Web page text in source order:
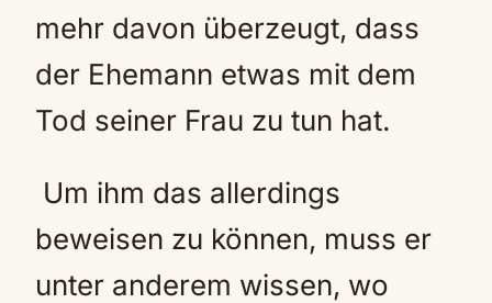
mehr davon überzeugt, dass
der Ehemann etwas mit dem
Tod seiner Frau zu tun hat.
Um ihm das allerdings
beweisen zu können, muss er
unter anderem wissen, wo